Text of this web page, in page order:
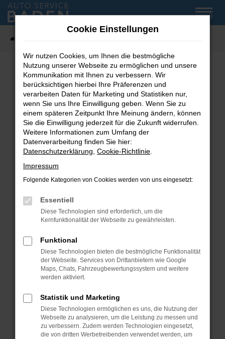
Zum
Hauptinhalt
MENÜ
Fehler: Network Error
Beim Laden ist ein Fehler aufgetreten.
Hier sind ein paar Tipps, die dir helfen können:
Überprüfe deine Firewall und deine
Internetverbindung.
Laden andere Webseiten, zum Beispiel deine
Suchmaschine?
Prüfe deine Browsererweiterungen.
können das Laden bestimmter Seiten
verhindern. Funktioniert die Seite in einem
Fenster?
Starte dein Gerät neu.
Das kann manchmal helfen, vorübergehende
Probleme zu beheben.
Betriebssystem auf dem neuesten Stand
sind.
Veraltete Software birgt nicht nur ein
Sicherheitsrisiko, sondern kann auch dazu
Cookie Einstellungen
Wir nutzen Cookies, um Ihnen die bestmögliche
Nutzung unserer Webseite zu ermöglichen und unsere
Kommunikation mit Ihnen zu verbessern. Wir
berücksichtigen hierbei Ihre Präferenzen und
verarbeiten Daten für Marketing und Statistiken nur,
wenn Sie uns Ihre Einwilligung geben. Wenn Sie zu
einem späteren Zeitpunkt Ihre Meinung ändern, können
Sie die Einwilligung jederzeit für die Zukunft widerrufen.
Weitere Informationen zum Umfang der
Datenverarbeitung finden Sie hier:
Datenschutzerklärung Cookie-Richtlinie
Impressum
Folgende Kategorien von Cookies werden von uns eingesetzt:
Essentiell
Diese Technologien sind erforderlich, um die
Kernfunktionalität der Webseite zu gewährleisten.
Funktional
Diese Technologien bieten die bestmögliche Funktionalität
der Webseite. Services von Drittanbietern wie Google
Maps, Chats, Fahrzeugbewertungssystem und weitere
werden aktiviert.
Statistik und Marketing
Diese Technologien ermöglichen es uns, die Nutzung der
Webseite zu analysieren, um die Leistung zu messen und
zu verbessern. Zudem werden Technologien eingesetzt,
die von dritten Werbetreibenden verwendet werden, um